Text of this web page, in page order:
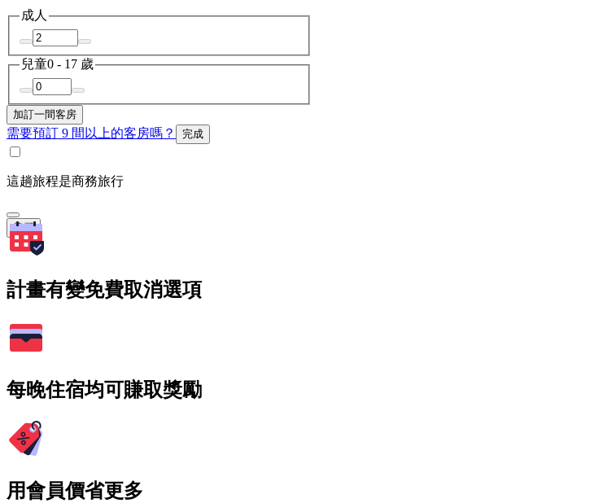
成人
兒童0 - 17 歲
加訂一間客房
需要預訂 9 間以上的客房嗎？ 完成
這趟旅程是商務旅行
搜尋
計畫有變免費取消選項
每晚住宿均可賺取獎勵
用會員價省更多